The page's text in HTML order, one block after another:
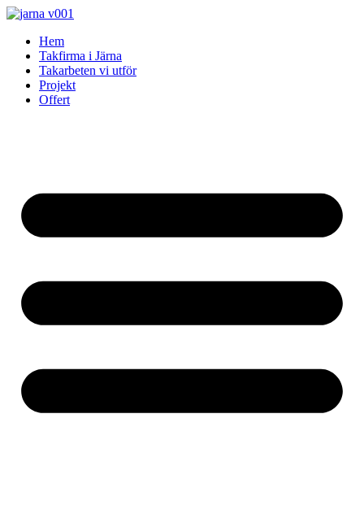
Skip
contentHem
Takfirma i Järna
Takarbeten vi utför
Projekt
Offert